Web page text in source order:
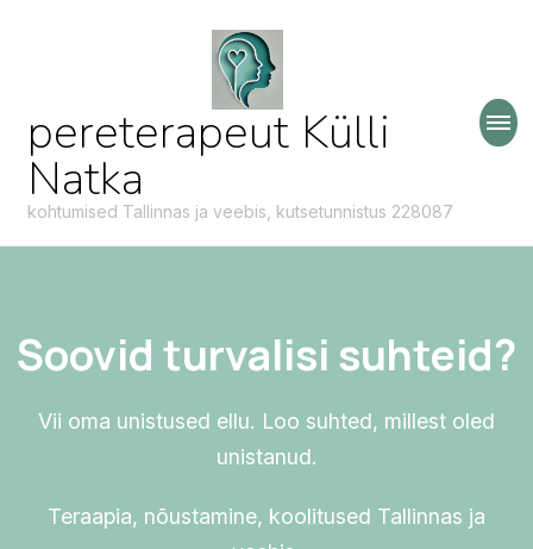
pereterapeut Külli
Natka
kohtumised Tallinnas ja veebis, kutsetunnistus 228087
Soovid turvalisi suhteid?
Vii oma unistused ellu. Loo suhted, millest oled
unistanud.
Teraapia, nõustamine, koolitused Tallinnas ja